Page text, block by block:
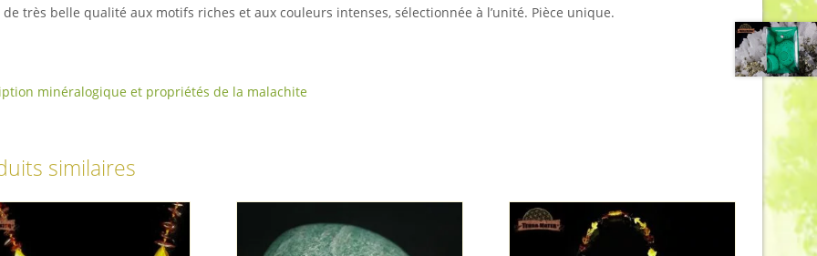
de très belle qualité aux motifs riches et aux couleurs intenses, sélectionnée à l’unité. Pièce unique.
minéralogique et propriétés de la malachite
similaires